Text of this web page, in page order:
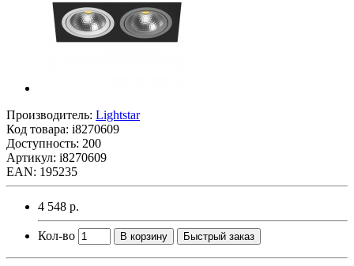
Производитель: Lightstar
Код товара: i8270609
Доступность: 200
Артикул: i8270609
EAN: 195235
4 548 р.
Кол-во В корзину Быстрый заказ